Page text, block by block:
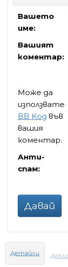
Вашето
име:
Вашият
коментар:
Може да
използвате
BB Код във
вашия
коментар.
Анти-
спам:
Давай
Детайли